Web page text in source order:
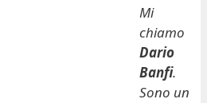
Mi
chiamo
Dario
Banfi.
Sono un